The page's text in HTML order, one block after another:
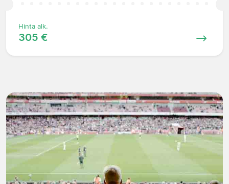
Hinta alk.
305 €